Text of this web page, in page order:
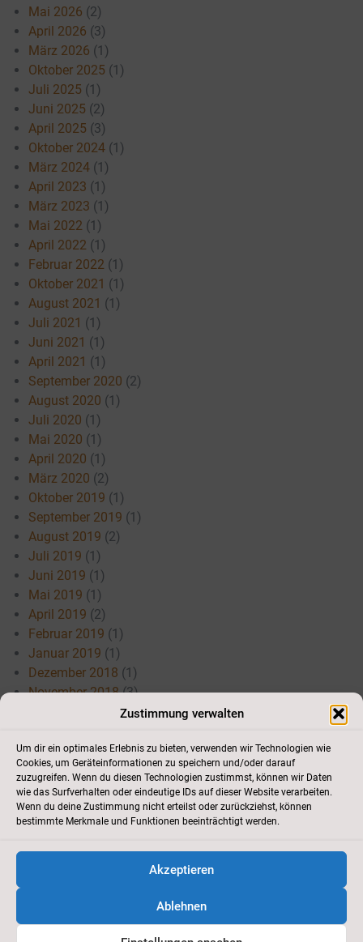
Zustimmung verwalten
Um dir ein optimales Erlebnis zu bieten, verwenden wir Technologien wie
Cookies, um Geräteinformationen zu speichern und/oder darauf
zuzugreifen. Wenn du diesen Technologien zustimmst, können wir Daten
wie das Surfverhalten oder eindeutige IDs auf dieser Website verarbeiten.
Wenn du deine Zustimmung nicht erteilst oder zurückziehst, können
bestimmte Merkmale und Funktionen beeinträchtigt werden.
Akzeptieren
Ablehnen
Mai 2026 (2)
April 2026 (3)
März 2026 (1)
Oktober 2025 (1)
Juli 2025 (1)
Juni 2025 (2)
April 2025 (3)
Oktober 2024 (1)
März 2024 (1)
April 2023 (1)
März 2023 (1)
Mai 2022 (1)
April 2022 (1)
Februar 2022 (1)
Oktober 2021 (1)
August 2021 (1)
Juli 2021 (1)
Juni 2021 (1)
April 2021 (1)
September 2020 (2)
August 2020 (1)
Juli 2020 (1)
Mai 2020 (1)
April 2020 (1)
März 2020 (2)
Oktober 2019 (1)
September 2019 (1)
August 2019 (2)
Juli 2019 (1)
Juni 2019 (1)
Mai 2019 (1)
April 2019 (2)
Februar 2019 (1)
Januar 2019 (1)
Dezember 2018 (1)
November 2018(3)
April 2018(3)
März 2018(1)
Januar 2018(1)
Cookie-Richtlinie
Tennisclub Schutterwald e.V.